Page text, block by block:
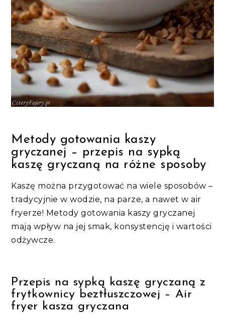
Metody gotowania kaszy
gryczanej – przepis na sypką
kaszę gryczaną na różne sposoby
Kaszę można przygotować na wiele sposobów –
tradycyjnie w wodzie, na parze, a nawet w air
fryerze! Metody gotowania kaszy gryczanej
mają wpływ na jej smak, konsystencję i wartości
odżywcze.
Przepis na sypką kaszę gryczaną z
frytkownicy beztłuszczowej – Air
fryer kasza gryczana